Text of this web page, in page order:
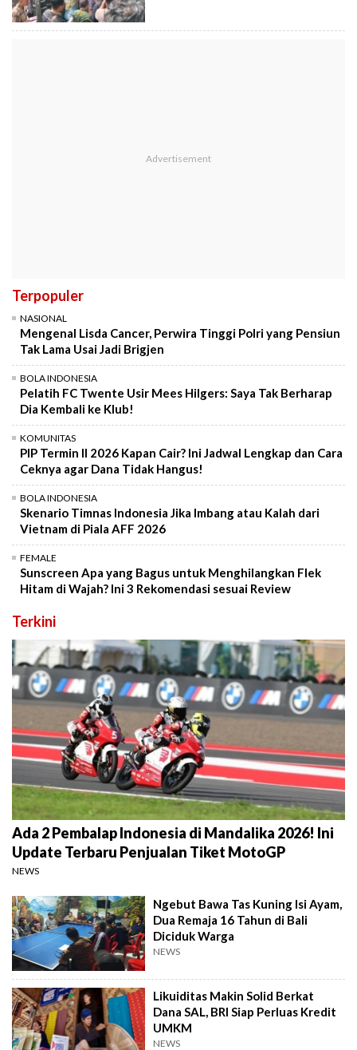
Terpopuler
NASIONAL
Mengenal Lisda Cancer, Perwira Tinggi Polri yang Pensiun
Tak Lama Usai Jadi Brigjen
BOLA INDONESIA
Pelatih FC Twente Usir Mees Hilgers: Saya Tak Berharap
Dia Kembali ke Klub!
KOMUNITAS
PIP Termin II 2026 Kapan Cair? Ini Jadwal Lengkap dan Cara
Ceknya agar Dana Tidak Hangus!
BOLA INDONESIA
Skenario Timnas Indonesia Jika Imbang atau Kalah dari
Vietnam di Piala AFF 2026
FEMALE
Sunscreen Apa yang Bagus untuk Menghilangkan Flek
Hitam di Wajah? Ini 3 Rekomendasi sesuai Review
Terkini
Ada 2 Pembalap Indonesia di Mandalika 2026! Ini
Update Terbaru Penjualan Tiket MotoGP
NEWS
Ngebut Bawa Tas Kuning Isi Ayam,
Dua Remaja 16 Tahun di Bali
Diciduk Warga
NEWS
Likuiditas Makin Solid Berkat
Dana SAL, BRI Siap Perluas Kredit
UMKM
NEWS